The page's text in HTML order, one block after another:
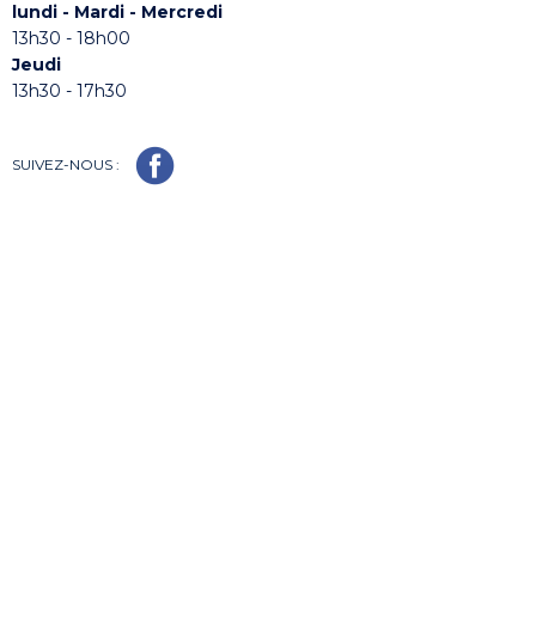
lundi - Mardi - Mercredi
13h30 - 18h00
Jeudi
13h30 - 17h30
SUIVEZ-NOUS :